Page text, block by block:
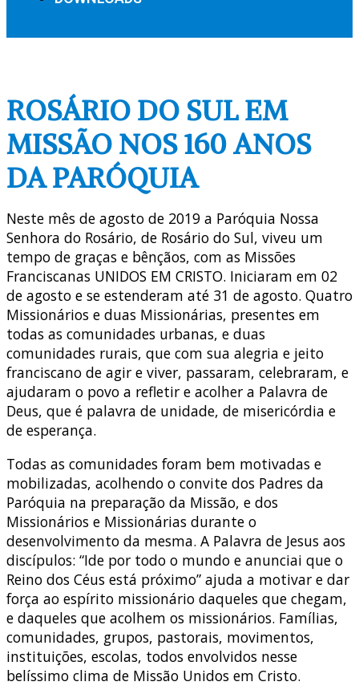
ROSÁRIO DO SUL EM
MISSÃO NOS 160 ANOS
DA PARÓQUIA
Neste mês de agosto de 2019 a Paróquia Nossa
Senhora do Rosário, de Rosário do Sul, viveu um
tempo de graças e bênçãos, com as Missões
Franciscanas UNIDOS EM CRISTO. Iniciaram em 02
de agosto e se estenderam até 31 de agosto. Quatro
Missionários e duas Missionárias, presentes em
todas as comunidades urbanas, e duas
comunidades rurais, que com sua alegria e jeito
franciscano de agir e viver, passaram, celebraram, e
ajudaram o povo a refletir e acolher a Palavra de
Deus, que é palavra de unidade, de misericórdia e
de esperança.
Todas as comunidades foram bem motivadas e
mobilizadas, acolhendo o convite dos Padres da
Paróquia na preparação da Missão, e dos
Missionários e Missionárias durante o
desenvolvimento da mesma. A Palavra de Jesus aos
discípulos: “Ide por todo o mundo e anunciai que o
Reino dos Céus está próximo” ajuda a motivar e dar
força ao espírito missionário daqueles que chegam,
e daqueles que acolhem os missionários. Famílias,
comunidades, grupos, pastorais, movimentos,
instituições, escolas, todos envolvidos nesse
belíssimo clima de Missão Unidos em Cristo.